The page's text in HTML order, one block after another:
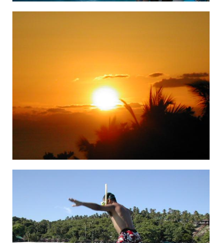
×©×§×™×¢×” ×‘×ª××™×Œ× ×"